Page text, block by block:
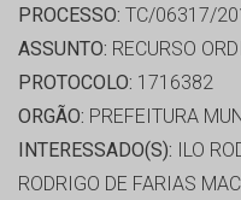
PROCESSO: TC/06317/
ASSUNTO: RECURSO
PROTOCOLO: 1716382
ORGÃO: PREFEITURA
INTERESSADO(S): ILO
RODRIGO DE FARIAS